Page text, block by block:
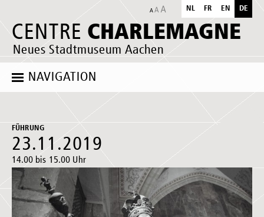
CENTRE CHARLEMAGNE
Neues Stadtmuseum Aachen
NL FR EN DE
NAVIGATION
FÜHRUNG
23.11.2019
14.00 bis 15.00 Uhr